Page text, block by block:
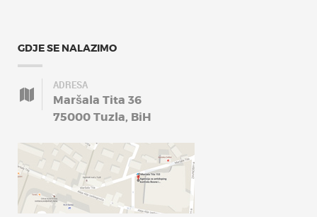
GDJE SE NALAZIMO
ADRESA
Maršala Tita 36
75000 Tuzla, BiH